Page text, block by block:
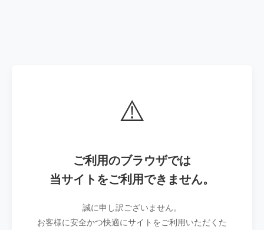
⚠️
ご利用のブラウザでは
当サイトをご利用できません。
誠に申し訳ございません。
お客様に安全かつ快適にサイトをご利用いただくた